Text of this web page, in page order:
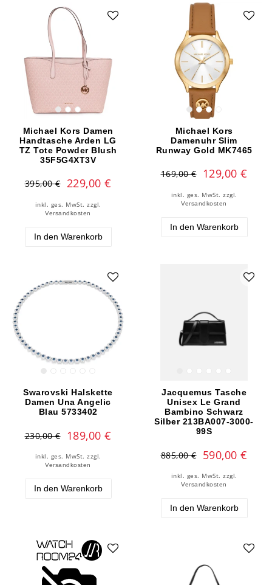
Michael Kors Damen
Handtasche Arden LG
TZ Tote Powder Blush
35F5G4XT3V
395,00 € 229,00 €
inkl. ges. MwSt. zzgl.
Versandkosten
In den Warenkorb
Michael Kors
Damenuhr Slim
Runway Gold MK7465
169,00 € 129,00 €
inkl. ges. MwSt. zzgl.
Versandkosten
In den Warenkorb
Swarovski Halskette
Damen Una Angelic
Blau 5733402
230,00 € 189,00 €
inkl. ges. MwSt. zzgl.
Versandkosten
In den Warenkorb
Jacquemus Tasche
Unisex Le Grand
Bambino Schwarz
Silber 213BA007-3000-
99S
885,00 € 590,00 €
inkl. ges. MwSt. zzgl.
Versandkosten
In den Warenkorb